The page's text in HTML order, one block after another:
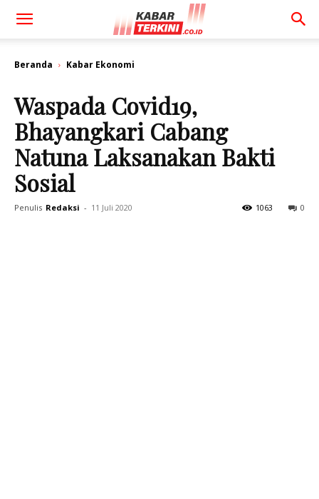
Beranda Kabar Ekonomi
Waspada Covid19,
Bhayangkari Cabang
Natuna Laksanakan Bakti
Sosial
Penulis Redaksi - 11 Juli 2020 0
1063